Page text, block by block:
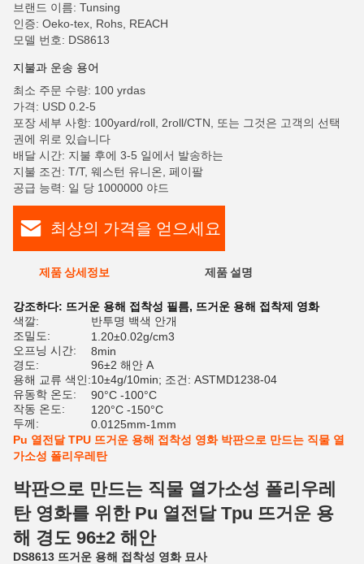
브랜드 이름: Tunsing
인증: Oeko-tex, Rohs, REACH
모델 번호: DS8613
지불과 운송 용어
최소 주문 수량: 100 yrdas
가격: USD 0.2-5
포장 세부 사항: 100yard/roll, 2roll/CTN, 또는 그것은 고객의 선택
권에 위로 있습니다
배달 시간: 지불 후에 3-5 일에서 발송하는
지불 조건: T/T, 웨스턴 유니온, 페이팔
공급 능력: 일 당 1000000 야드
최상의 가격을 얻으세요
제품 상세정보 제품 설명
강조하다: 뜨거운 용해 접착성 필름, 뜨거운 용해 접착제 영화
색깔:
반투명 백색 안개
조밀도:
1.20±0.02g/cm3
오프닝 시간:
8min
경도:
96±2 해안 A
용해 교류 색인:10±4g/10min; 조건: ASTMD1238-04
유동학 온도:
90°C -100°C
작동 온도:
120°C -150°C
두께:
0.0125mm-1mm
Pu 열전달 TPU 뜨거운 용해 접착성 영화 박판으로 만드는 직물 열
가소성 폴리우레탄
박판으로 만드는 직물 열가소성 폴리우레
탄 영화를 위한 Pu 열전달 Tpu 뜨거운 용
해 경도 96±2 해안
DS8613 뜨거운 용해 접착성 영화 묘사